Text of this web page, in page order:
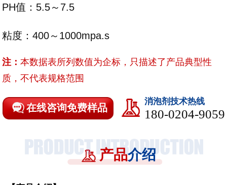
PH值：5.5～7.5
粘度：400～1000mpa.s
注：本数据表所列数值为企标，只描述了产品典型性
质，不代表规格范围
在线咨询免费样品
消泡剂技术热线
180-0204-9059
产品介绍